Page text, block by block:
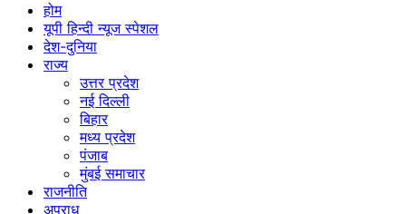
होम
यूपी हिन्दी न्यूज स्पेशल
देश-दुनिया
राज्य
उत्तर प्रदेश
नई दिल्ली
बिहार
मध्य प्रदेश
पंजाब
मुंबई समाचार
राजनीति
अपराध